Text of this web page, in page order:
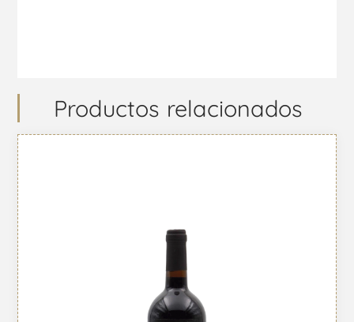
Productos relacionados